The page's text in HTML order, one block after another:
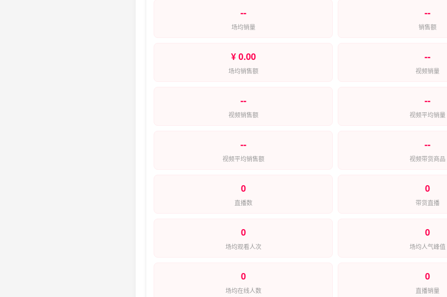
--
场均销量
--
销售额
¥ 0.00
场均销售额
--
视频销量
--
视频销售额
--
视频平均销量
--
视频平均销售额
--
视频带货商品
0
直播数
0
带货直播
0
场均观看人次
0
场均人气峰值
0
场均在线人数
0
直播销量